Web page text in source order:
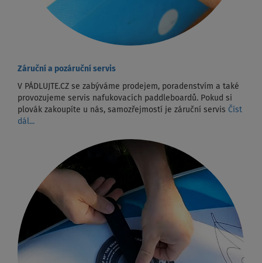
Záruční a pozáruční servis
V PÁDLUJTE.CZ se zabýváme prodejem, poradenstvím a také
provozujeme servis nafukovacích paddleboardů. Pokud si
plovák zakoupíte u nás, samozřejmostí je záruční servis Číst
dál...